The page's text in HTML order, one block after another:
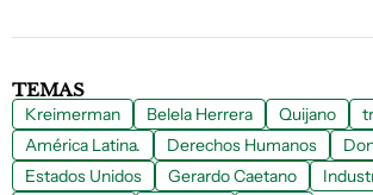
TEMAS
Kreimerman Belela Herrera Quijano
América Latina.
Derechos Humanos
Estados Unidos
Gerardo Caetano